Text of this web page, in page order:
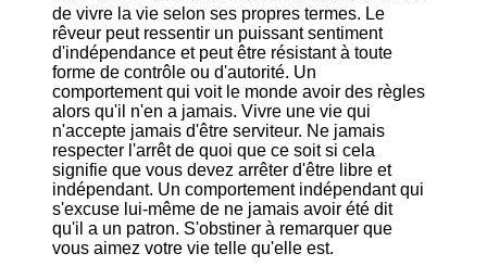
de vivre la vie selon ses propres termes. Le
rêveur peut ressentir un puissant sentiment
d'indépendance et peut être résistant à toute
forme de contrôle ou d'autorité. Un
comportement qui voit le monde avoir des règles
alors qu'il n'en a jamais. Vivre une vie qui
n'accepte jamais d'être serviteur. Ne jamais
respecter l'arrêt de quoi que ce soit si cela
signifie que vous devez arrêter d'être libre et
indépendant. Un comportement indépendant qui
s'excuse lui-même de ne jamais avoir été dit
qu'il a un patron. S'obstiner à remarquer que
vous aimez votre vie telle qu'elle est.